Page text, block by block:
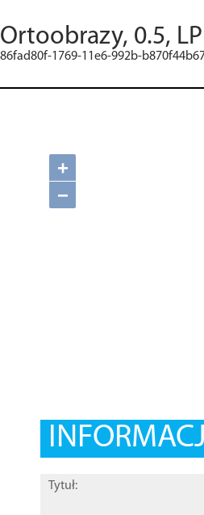
Ortoobrazy, 0.5,
86fad80f-1769-11e6-992b-
+
−
Tytuł: